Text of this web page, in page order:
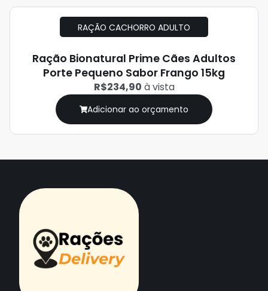
RAÇÃO CACHORRO ADULTO
Ração Bionatural Prime Cães Adultos
Porte Pequeno Sabor Frango 15kg
R$234,90 à vista
Adicionar ao orçamento